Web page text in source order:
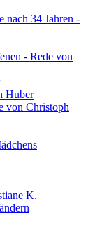
nach 34 Jahren -
- Rede von
Huber
von Christoph
K.